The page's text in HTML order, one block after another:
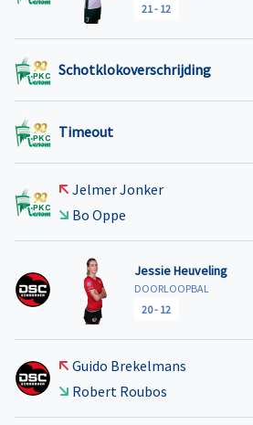
21- 12
Schotklokoverschrijding
Timeout
Jelmer Jonker
Bo Oppe
Jessie Heuveling
DOORLOOPBAL
20- 12
Guido Brekelmans
Robert Roubos